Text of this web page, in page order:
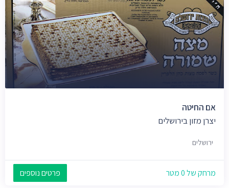
אם החיטה
יצרן מזון בירושלים
ירושלים
מרחק של 0 מטר פרטים נוספים